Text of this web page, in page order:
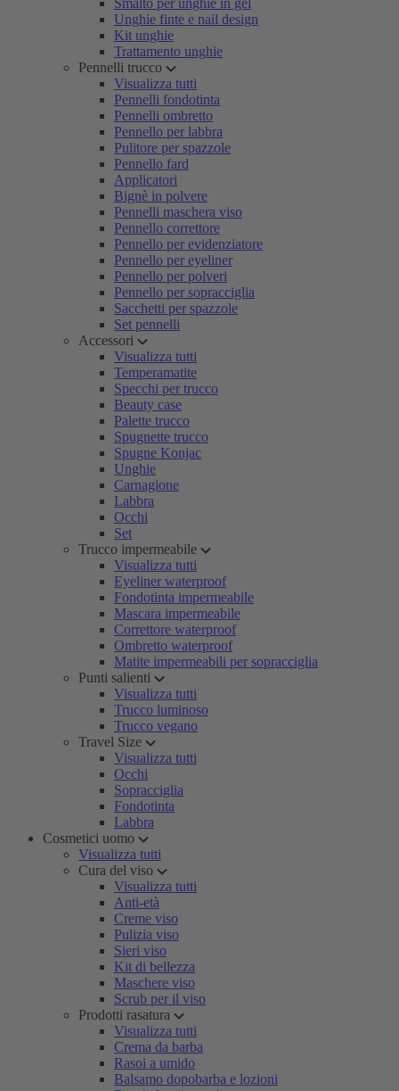
Smalto per unghie in gel
Unghie finte e nail design
Kit unghie
Trattamento unghie
Pennelli trucco
Visualizza tutti
Pennelli fondotinta
Pennelli ombretto
Pennello per labbra
Pulitore per spazzole
Pennello fard
Applicatori
Bignè in polvere
Pennelli maschera viso
Pennello correttore
Pennello per evidenziatore
Pennello per eyeliner
Pennello per polveri
Pennello per sopracciglia
Sacchetti per spazzole
Set pennelli
Accessori
Visualizza tutti
Temperamatite
Specchi per trucco
Beauty case
Palette trucco
Spugnette trucco
Spugne Konjac
Unghie
Carnagione
Labbra
Occhi
Set
Trucco impermeabile
Visualizza tutti
Eyeliner waterproof
Fondotinta impermeabile
Mascara impermeabile
Correttore waterproof
Ombretto waterproof
Matite impermeabili per sopracciglia
Punti salienti
Visualizza tutti
Trucco luminoso
Trucco vegano
Travel Size
Visualizza tutti
Occhi
Sopracciglia
Fondotinta
Labbra
Cosmetici uomo
Visualizza tutti
Cura del viso
Visualizza tutti
Anti-età
Creme viso
Pulizia viso
Sieri viso
Kit di bellezza
Maschere viso
Scrub per il viso
Prodotti rasatura
Visualizza tutti
Crema da barba
Rasoi a umido
Balsamo dopobarba e lozioni